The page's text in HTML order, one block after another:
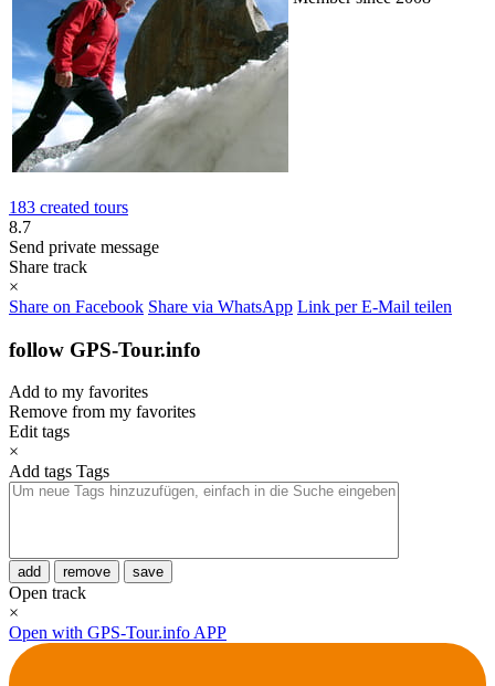
183 created tours
8.7
Send private message
Share track
×
Share on Facebook Share via WhatsApp Link per E-Mail teilen
follow GPS-Tour.info
Add to my favorites
Remove from my favorites
Edit tags
×
Add tags Tags
add remove save
Open track
×
Open with GPS-Tour.info APP